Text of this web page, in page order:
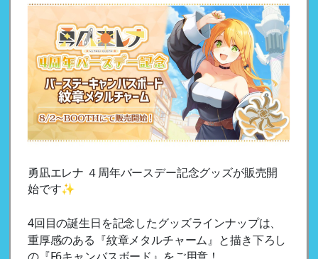
勇凪エレナ ４周年バースデー記念グッズが販売開
始 です✨
4回目の誕生日を記念したグッズラインナップは、
重厚感のある『紋章メタルチャーム』と描き下ろし